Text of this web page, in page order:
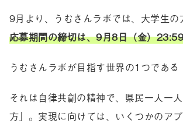
9月より、うむさんラボでは、大学生の
応募期間の締切は、9月8日（金）23:59
うむさんラボが目指す世界の1つである
それは自律共創の精神で、県民一人一
方」。実現に向けては、いくつかのア